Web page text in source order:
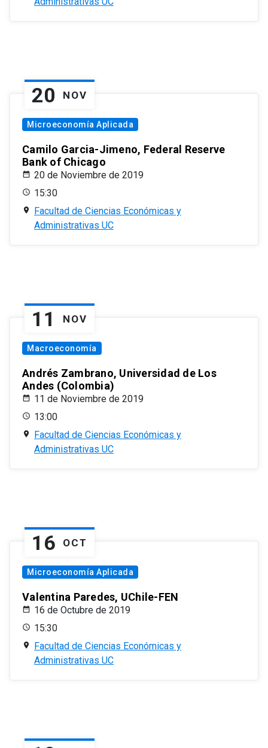
20 NOV
Microeconomía Aplicada
Camilo Garcia-Jimeno, Federal Reserve
Bank of Chicago
20 de Noviembre de 2019
15:30
Facultad de Ciencias Económicas y
Administrativas UC
11 NOV
Macroeconomía
Andrés Zambrano, Universidad de Los
Andes (Colombia)
11 de Noviembre de 2019
13:00
Facultad de Ciencias Económicas y
Administrativas UC
16 OCT
Microeconomía Aplicada
Valentina Paredes, UChile-FEN
16 de Octubre de 2019
15:30
Facultad de Ciencias Económicas y
Administrativas UC